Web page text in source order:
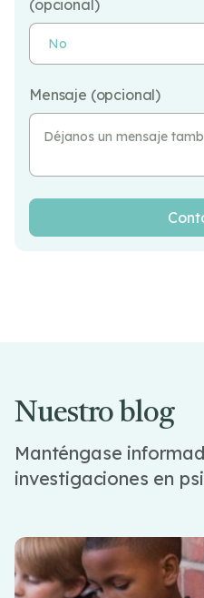
(opcional)
Mensaje (opcional)
Nuestro blog
Manténgase
investigaciones en